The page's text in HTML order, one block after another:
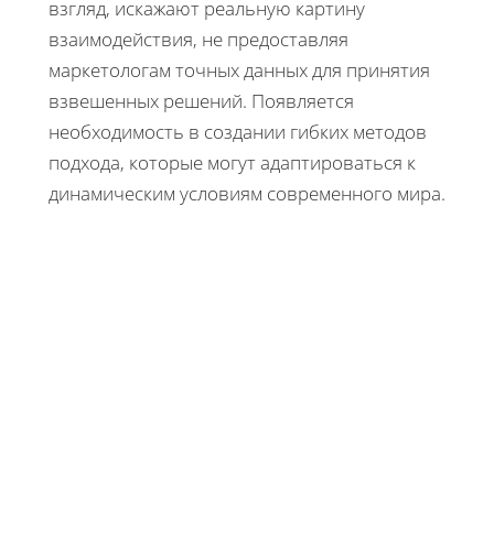
взгляд, искажают реальную картину
взаимодействия, не предоставляя
маркетологам точных данных для принятия
взвешенных решений. Появляется
необходимость в создании гибких методов
подхода, которые могут адаптироваться к
динамическим условиям современного мира.